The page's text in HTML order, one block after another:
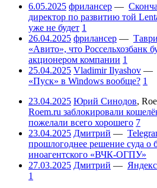
6.05.2025 фрилансер —
директор по развитию той
уже не будет 1
26.04.2025 фрилансер —
«Авито», что Россельхозбанк
акционером компании 1
25.04.2025 Vladimir Ilyashov —
«Пуск» в Windows вообще? 1
23.04.2025 Юрий Синодов,
Roem.ru заблокировали
пожелали всего хорошего 7
23.04.2025 Дмитрий —
прошлогоднее решение суда о
иноагентского «ВЧК-ОГПУ»
27.03.2025 Дмитрий —
1